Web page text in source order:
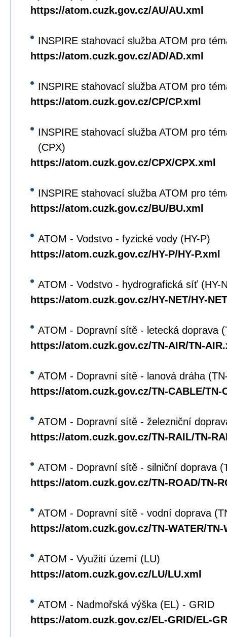
https://atom.cuzk.gov.cz/AU/AU.xml
INSPIRE stahovací služba ATOM pro
https://atom.cuzk.gov.cz/AD/AD.xml
INSPIRE stahovací služba ATOM pro
https://atom.cuzk.gov.cz/CP/CP.xml
INSPIRE stahovací služba ATOM pro
(CPX)
https://atom.cuzk.gov.cz/CPX/CPX.xml
INSPIRE stahovací služba ATOM pro
https://atom.cuzk.gov.cz/BU/BU.xml
ATOM - Vodstvo - fyzické vody (HY-P)
https://atom.cuzk.gov.cz/HY-P/HY-P.xml
ATOM - Vodstvo - hydrografická síť (HY-
https://atom.cuzk.gov.cz/HY-NET/HY-
ATOM - Dopravní sítě - letecká doprava
https://atom.cuzk.gov.cz/TN-AIR/TN-
ATOM - Dopravní sítě - lanová dráha
https://atom.cuzk.gov.cz/TN-CABLE/TN-
ATOM - Dopravní sítě - železniční
https://atom.cuzk.gov.cz/TN-RAIL/TN-
ATOM - Dopravní sítě - silniční doprava
https://atom.cuzk.gov.cz/TN-ROAD/TN-
ATOM - Dopravní sítě - vodní doprava
https://atom.cuzk.gov.cz/TN-WATER/TN-
ATOM - Využití území (LU)
https://atom.cuzk.gov.cz/LU/LU.xml
ATOM - Nadmořská výška (EL) - GRID
https://atom.cuzk.gov.cz/EL-GRID/EL-